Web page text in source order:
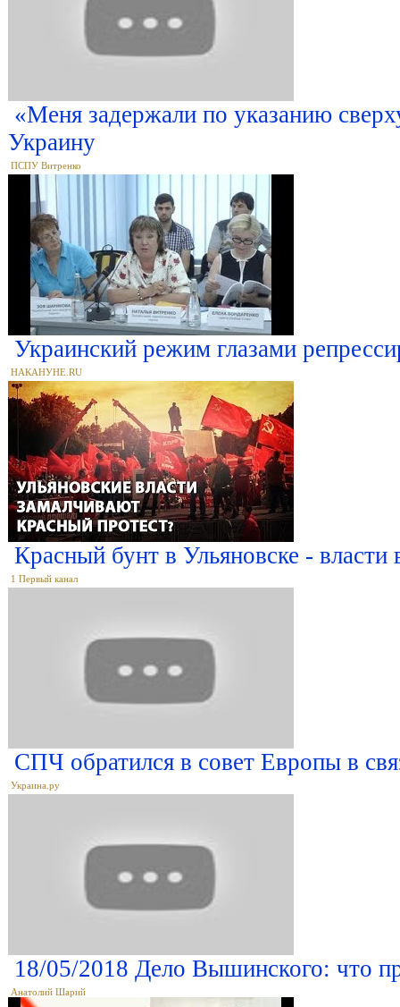
«Меня задержали по указанию
Украину
ПСПУ Витренко
Украинский режим глазами
НАКАНУНЕ.RU
Красный бунт в Ульяновске - власти
1 Первый канал
СПЧ обратился в совет Европы в
Украина.ру
18/05/2018 Дело Вышинского: что
Анатолий Шарий